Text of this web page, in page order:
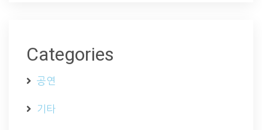
Categories
공연
기타